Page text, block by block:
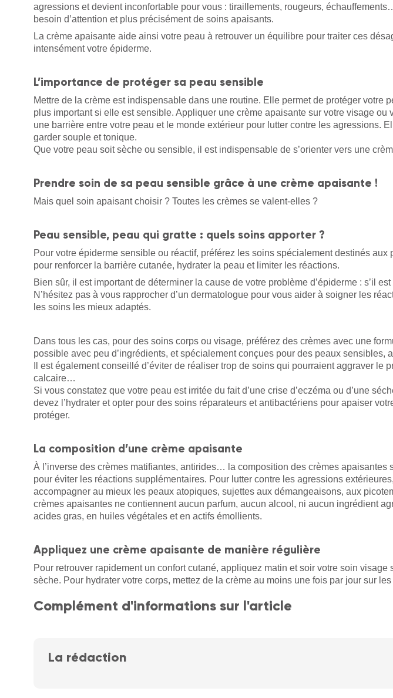
agressions et devient inconfortable pour vous : tiraillements, rougeurs,
besoin d’attention et plus précisément de soins apaisants.
La crème apaisante aide ainsi votre peau à retrouver un équilibre pour traiter ces
intensément votre épiderme.
L’importance de protéger sa peau sensible
Mettre de la crème est indispensable dans une routine. Elle permet de protéger votre
plus important si elle est sensible. Appliquer une crème apaisante sur votre visage ou
une barrière entre votre peau et le monde extérieur pour lutter contre les agressions.
garder souple et tonique.
Que votre peau soit sèche ou sensible, il est indispensable de s’orienter vers une
Prendre soin de sa peau sensible grâce à une crème apaisante !
Mais quel soin apaisant choisir ? Toutes les crèmes se valent-elles ?
Peau sensible, peau qui gratte : quels soins apporter ?
Pour votre épiderme sensible ou réactif, préférez les soins spécialement destinés
pour renforcer la barrière cutanée, hydrater la peau et limiter les réactions.
Bien sûr, il est important de déterminer la cause de votre problème d’épiderme : s’il
N’hésitez pas à vous rapprocher d’un dermatologue pour vous aider à soigner les
les soins les mieux adaptés.
Dans tous les cas, pour des soins corps ou visage, préférez des crèmes avec une
possible avec peu d’ingrédients, et spécialement conçues pour des peaux sensibles,
Il est également conseillé d’éviter de réaliser trop de soins qui pourraient aggraver le
calcaire…
Si vous constatez que votre peau est irritée du fait d’une crise d’eczéma ou d’une
devez l’hydrater et opter pour des soins réparateurs et antibactériens pour apaiser
protéger.
La composition d’une crème apaisante
À l’inverse des crèmes matifiantes, antirides… la composition des crèmes apaisantes
pour éviter les réactions supplémentaires. Pour lutter contre les agressions
accompagner au mieux les peaux atopiques, sujettes aux démangeaisons, aux
crèmes apaisantes ne contiennent aucun parfum, aucun alcool, ni aucun ingrédient
acides gras, en huiles végétales et en actifs émollients.
Appliquez une crème apaisante de manière régulière
Pour retrouver rapidement un confort cutané, appliquez matin et soir votre soin visage
sèche. Pour hydrater votre corps, mettez de la crème au moins une fois par jour sur
Complément d'informations sur l'article
La rédaction